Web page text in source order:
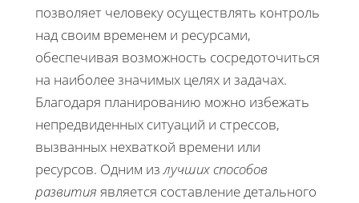
позволяет человеку осуществлять контроль
над своим временем и ресурсами,
обеспечивая возможность сосредоточиться
на наиболее значимых целях и задачах.
Благодаря планированию можно избежать
непредвиденных ситуаций и стрессов,
вызванных нехваткой времени или
ресурсов. Одним излучших способов
развития является составление детального